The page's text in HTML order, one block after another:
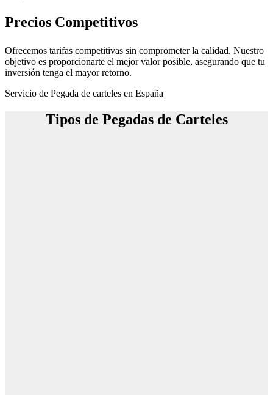
Precios Competitivos
Ofrecemos tarifas competitivas sin comprometer la calidad. Nuestro
objetivo es proporcionarte el mejor valor posible, asegurando que tu
inversión tenga el mayor retorno.
Servicio de Pegada de carteles en España
Tipos de Pegadas de Carteles